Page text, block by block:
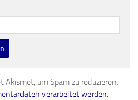
Akismet, um Spam zu reduzieren.
verarbeitet werden.